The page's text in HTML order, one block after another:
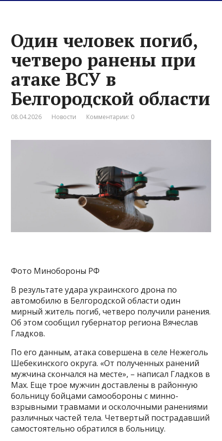
Один человек погиб,
четверо ранены при
атаке ВСУ в
Белгородской области
08.04.2026 Новости Комментарии: 0
Фото Минобороны РФ
В результате удара украинского дрона по
автомобилю в Белгородской области один
мирный житель погиб, четверо получили ранения.
Об этом сообщил губернатор региона Вячеслав
Гладков.
По его данным, атака совершена в селе Нежеголь
Шебекинского округа. «От полученных ранений
мужчина скончался на месте», – написал Гладков в
Max. Еще трое мужчин доставлены в районную
больницу бойцами самообороны с минно-
взрывными травмами и осколочными ранениями
различных частей тела. Четвертый пострадавший
самостоятельно обратился в больницу.